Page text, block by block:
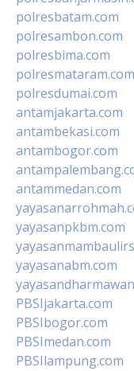
polresbatam.com
polresambon.com
polresbima.com
polresmataram.com
polresdumai.com
antamjakarta.com
antambekasi.com
antambogor.com
antammedan.com
yayasanpkbm.com
yayasanabm.com
PBSIjakarta.com
PBSIbogor.com
PBSImedan.com
PBSIlampung.com